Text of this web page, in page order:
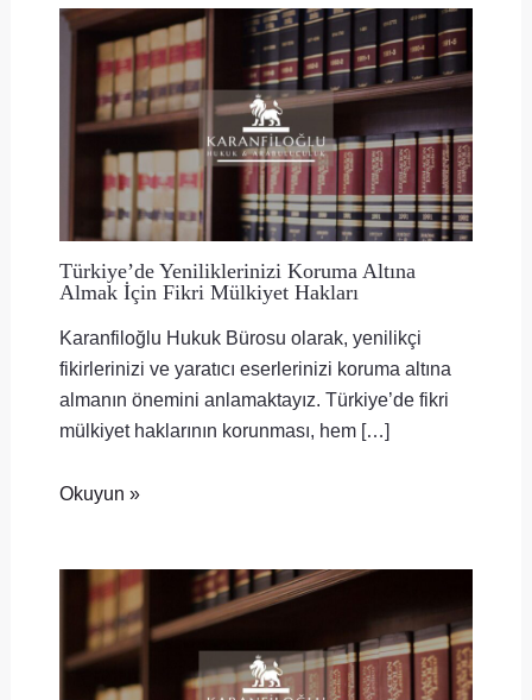
Türkiye’de Yeniliklerinizi Koruma Altına
Almak İçin Fikri Mülkiyet Hakları
Karanfiloğlu Hukuk Bürosu olarak, yenilikçi
fikirlerinizi ve yaratıcı eserlerinizi koruma altına
almanın önemini anlamaktayız. Türkiye’de fikri
mülkiyet haklarının korunması, hem […]
Okuyun »